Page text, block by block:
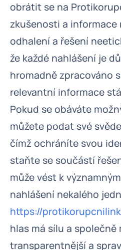
obrátit se na
zkušenosti a
odhalení a řešení
že každé nahlášení je
hromadně zpracováno
relevantní informace
Pokud se obáváte
můžete podat své
čímž ochráníte svou
staňte se součástí
může vést k
nahlášení nekalého
https://
hlas má sílu a společně
transparentnější a